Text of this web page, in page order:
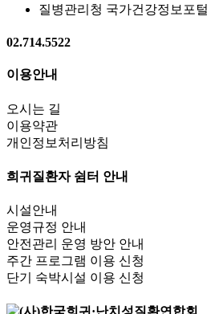
질병관리청 국가건강정보포털
02.714.5522
이용안내
오시는 길
이용약관
개인정보처리방침
희귀질환자 쉼터 안내
시설안내
운영규정 안내
안전관리 운영 방안 안내
주간 프로그램 이용 신청
단기 숙박시설 이용 신청